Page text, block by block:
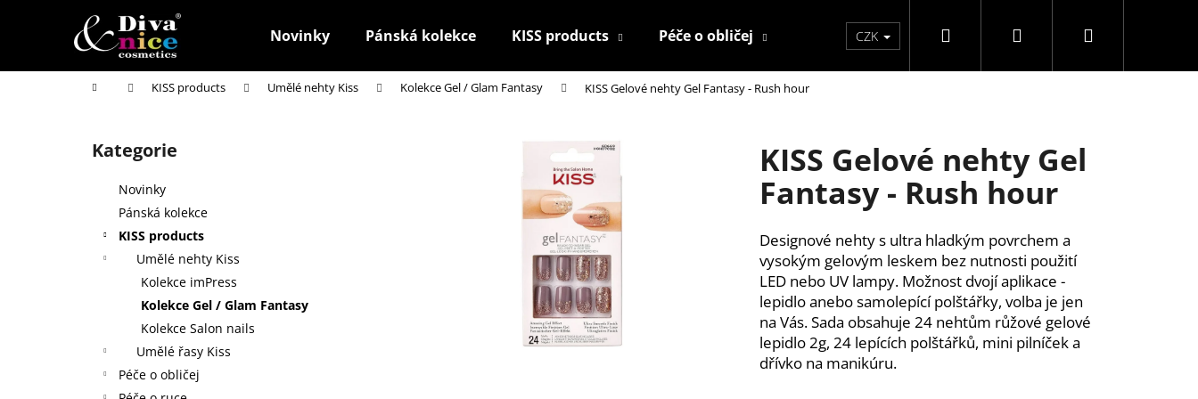
Novinky Pánská kolekce KISS products Péče o obličej Péče o ruce Péče o nohy F3 kolekce
CZK Hledat PřihlášeníNákupní
Domů KISS products Umělé nehty Kiss Kolekce Gel / Glam Fantasy KISS Gelové nehty Gel Fantasy - Rush hour
Přeskočit
kategorie
Kategorie
Novinky
Pánská kolekce
KISS products
Umělé nehty Kiss
Kolekce imPress
Kolekce Gel / Glam Fantasy
Kolekce Salon nails
Umělé řasy Kiss
Péče o obličej
KISS Gelové nehty Gel
Fantasy - Rush hour
Designové nehty s ultra hladkým povrchem a
vysokým gelovým leskem bez nutnosti použití
LED nebo UV lampy. Možnost dvojí aplikace -
lepidlo anebo samolepící polštářky, volba je jen
na Vás. Sada obsahuje 24 nehtům růžové gelové
lepidlo 2g, 24 lepících polštářků, mini pilníček a
dřívko na manikúru.
í
Zpět
do
Zpět
do
Co potřebujete najít?
Doporučujeme
SAFÍROVÝ PILNÍK NA NEHTY F3 MALÝ